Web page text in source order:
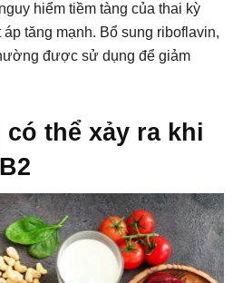
hiểm tiềm tàng của thai kỳ
tăng mạnh. Bổ sung riboflavin,
được sử dụng để giảm
thể xảy ra khi